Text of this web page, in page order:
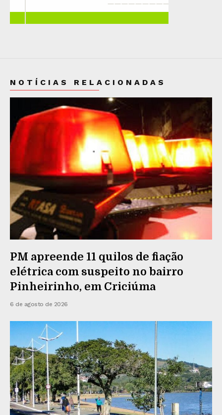
NOTÍCIAS RELACIONADAS
PM apreende 11 quilos de fiação
elétrica com suspeito no bairro
Pinheirinho, em Criciúma
6 de agosto de 2026